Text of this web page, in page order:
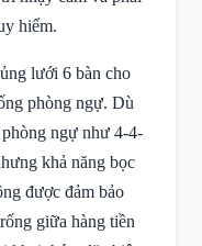
hiểm.
lưới 6 bàn cho
phòng ngự. Dù
ngự như 4-4-
khả năng bọc
được đảm bảo
giữa hàng tiền